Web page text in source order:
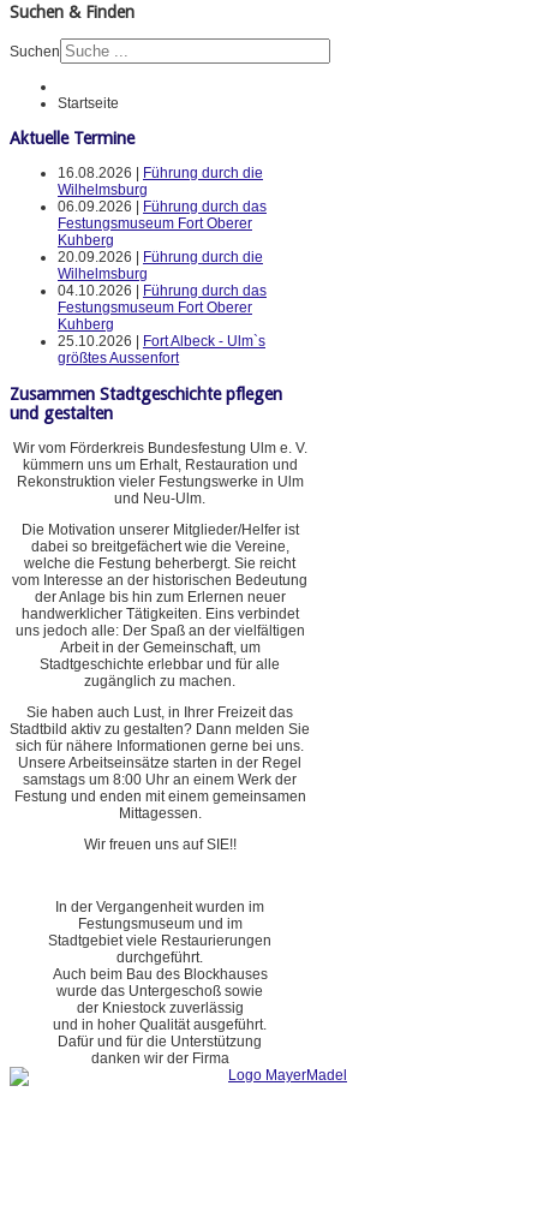
Suchen & Finden
Suchen
Startseite
Aktuelle Termine
16.08.2026 |
Führung durch die
Wilhelmsburg
06.09.2026 |
Führung durch das
Festungsmuseum Fort Oberer
Kuhberg
20.09.2026 |
Führung durch die
Wilhelmsburg
04.10.2026 |
Führung durch das
Festungsmuseum Fort Oberer
Kuhberg
25.10.2026 |
Fort Albeck - Ulm`s
größtes Aussenfort
Zusammen Stadtgeschichte pflegen
und gestalten
Wir vom Förderkreis Bundesfestung Ulm e. V.
kümmern uns um Erhalt, Restauration und
Rekonstruktion vieler Festungswerke in Ulm
und Neu-Ulm.
Die Motivation unserer Mitglieder/Helfer ist
dabei so breitgefächert wie die Vereine,
welche die Festung beherbergt. Sie reicht
vom Interesse an der historischen Bedeutung
der Anlage bis hin zum Erlernen neuer
handwerklicher Tätigkeiten. Eins verbindet
uns jedoch alle: Der Spaß an der vielfältigen
Arbeit in der Gemeinschaft, um
Stadtgeschichte erlebbar und für alle
zugänglich zu machen.
Sie haben auch Lust, in Ihrer Freizeit das
Stadtbild aktiv zu gestalten? Dann melden Sie
sich für nähere Informationen gerne bei uns.
Unsere Arbeitseinsätze starten in der Regel
samstags um 8:00 Uhr an einem Werk der
Festung und enden mit einem gemeinsamen
Mittagessen.
Wir freuen uns auf SIE!!
In der Vergangenheit wurden im
Festungsmuseum und im
Stadtgebiet viele Restaurierungen
durchgeführt.
Auch beim Bau des Blockhauses
wurde das Untergeschoß sowie
der Kniestock zuverlässig
und in hoher Qualität ausgeführt.
Dafür und für die Unterstützung
danken wir der Firma